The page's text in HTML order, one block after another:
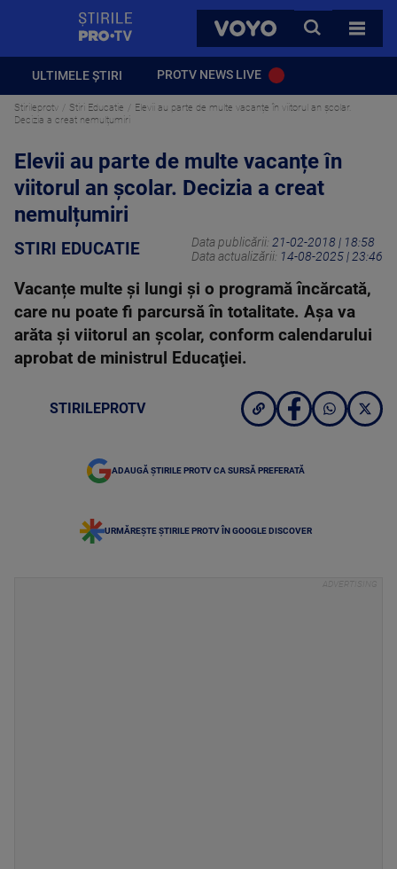
VOYO
CAUTA
TOATE
ULTIMELE ȘTIRI PROTV NEWS LIVE
Stirileprotv Stiri Educatie
Elevii au parte de multe vacanțe în viitorul an școlar.
Decizia a creat nemulțumiri
Elevii au parte de multe vacanțe în
viitorul an școlar. Decizia a creat
nemulțumiri
STIRI EDUCATIE Data publicării: 21-02-2018 | 18:58
Data actualizării: 14-08-2025 | 23:46
Vacanțe multe și lungi și o programă încărcată,
care nu poate fi parcursă în totalitate. Aşa va
arăta și viitorul an școlar, conform calendarului
aprobat de ministrul Educaţiei.
STIRILEPROTV
ADAUGĂ ȘTIRILE PROTV CA SURSĂ PREFERATĂ
URMĂREȘTE ȘTIRILE PROTV ÎN GOOGLE DISCOVER